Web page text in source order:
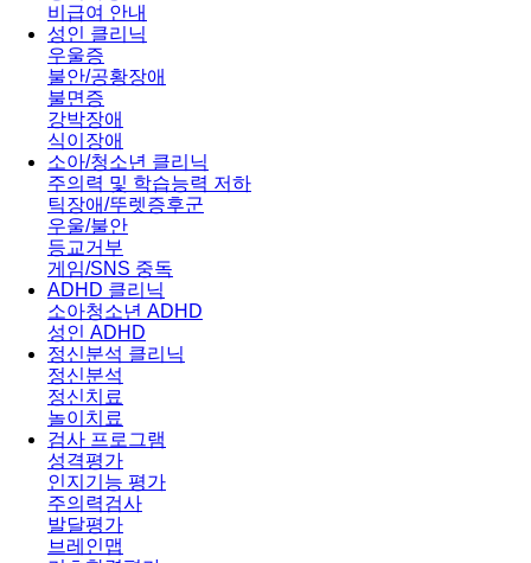
비급여 안내
성인 클리닉
우울증
불안/공황장애
불면증
강박장애
식이장애
소아/청소년 클리닉
주의력 및 학습능력 저하
틱장애/뚜렛증후군
우울/불안
등교거부
게임/SNS 중독
ADHD 클리닉
소아청소년 ADHD
성인 ADHD
정신분석 클리닉
정신분석
정신치료
놀이치료
검사 프로그램
성격평가
인지기능 평가
주의력검사
발달평가
브레인맵